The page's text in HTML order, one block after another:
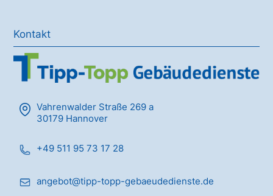
Kontakt
Vahrenwalder Straße 269 a
30179 Hannover
+49 511 95 73 17 28
angebot@tipp-topp-gebaeudedienste.de